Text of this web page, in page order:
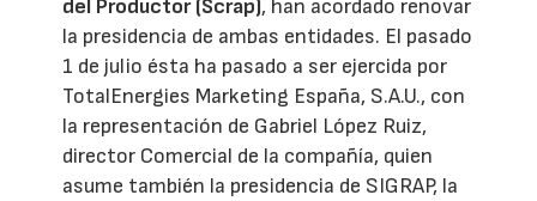
del Productor (Scrap), han acordado renovar
la presidencia de ambas entidades. El pasado
1 de julio ésta ha pasado a ser ejercida por
TotalEnergies Marketing España, S.A.U., con
la representación de Gabriel López Ruiz,
director Comercial de la compañía, quien
asume también la presidencia de SIGRAP, la